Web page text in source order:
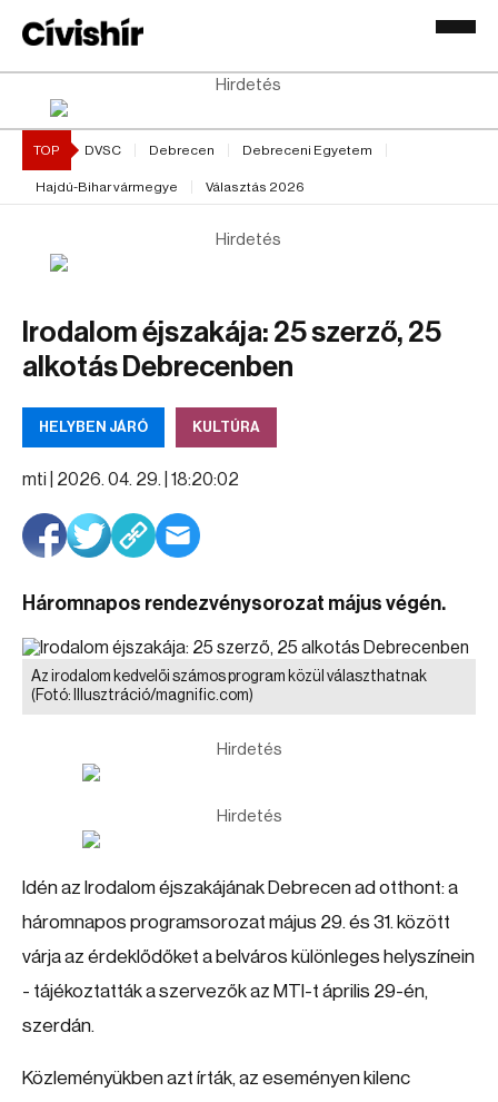
Hirdetés
TOP DVSC Debrecen Debreceni Egyetem
Hajdú-Bihar vármegye Választás 2026
Hirdetés
Irodalom éjszakája: 25 szerző, 25
alkotás Debrecenben
HELYBEN JÁRÓ KULTÚRA
mti | 2026. 04. 29. | 18:20:02
Háromnapos rendezvénysorozat május végén.
Az irodalom kedvelői számos program közül választhatnak
(Fotó: Illusztráció/magnific.com)
Hirdetés
Hirdetés
Idén az Irodalom éjszakájának Debrecen ad otthont: a
háromnapos programsorozat május 29. és 31. között
várja az érdeklődőket a belváros különleges helyszínein
- tájékoztatták a szervezők az MTI-t április 29-én,
szerdán.
Közleményükben azt írták, az eseményen kilenc